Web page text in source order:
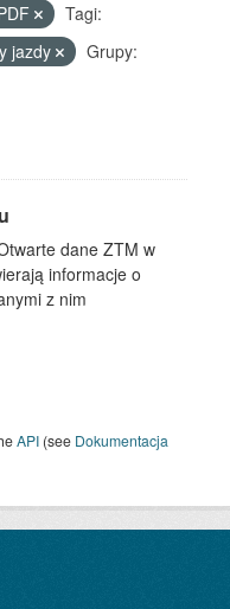
Tagi:
jazdy
Grupy:
dane ZTM w
informacje o
z nim
API (see Dokumentacja